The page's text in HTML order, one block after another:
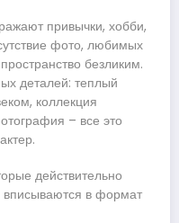
привычки, хобби,
фото, любимых
безликим.
деталей: теплый
коллекция
– все это
действительно
в формат